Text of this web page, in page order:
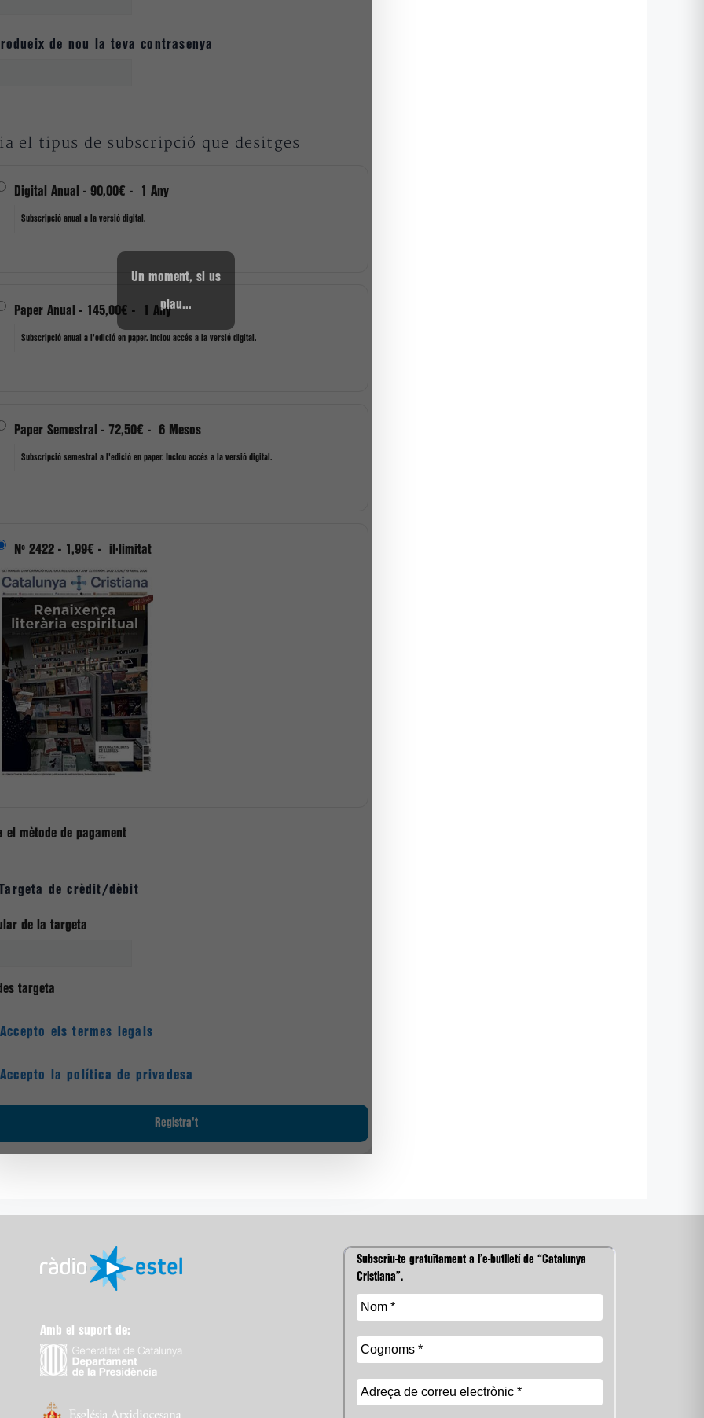
de nou la teva contrasenya
el tipus de subscripció que desitges
Digital Anual - 90,00€ - 1 Any
Subscripció anual a la versió digital.
Paper Anual - 145,00€ - 1 Any
Subscripció anual a l'edició en paper. Inclou accés a la versió digital.
Paper Semestral - 72,50€ - 6 Mesos
Subscripció semestral a l'edició en paper. Inclou accés a la versió digital.
Nº 2422 - 1,99€ - il·limitat
el mètode de pagament
de crèdit/dèbit
de la targeta
targeta
Accepto els termes legals
Accepto la política de privadesa
Un moment, si us
plau...
Amb el suport de:
Subscriu-te gratuïtament a l’e-butlletí de “Catalunya
Cristiana”.